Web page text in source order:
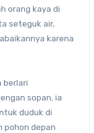
orang kaya di
seteguk air,
karena
berlari
sopan, ia
duduk di
pohon depan